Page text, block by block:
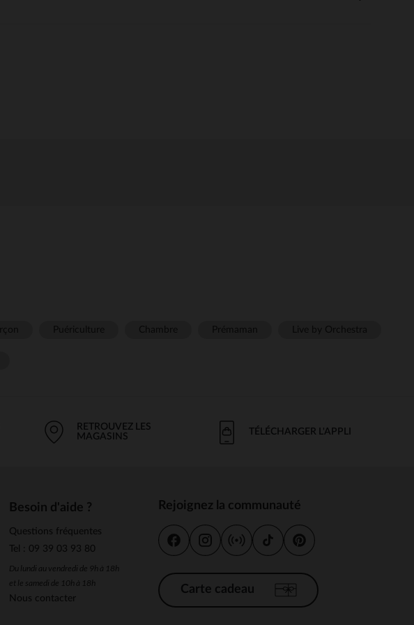
RETROUVEZ LES
MAGASINS
TÉLÉCHARGER L'APPLI
Besoin d'aide ?
Questions fréquentes
Tel : 09 39 03 93 80
Du lundi au vendredi de 9h à 18h
et le samedi de 10h à 18h
Nous contacter
Rejoignez la communauté
Carte cadeau